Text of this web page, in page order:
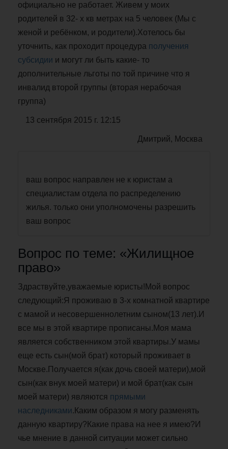
официально не работает. Живем у моих
родителей в 32- х кв метрах на 5 человек (Мы с
женой и ребёнком, и родители).Хотелось бы
уточнить, как проходит процедура получения
субсидии и могут ли быть какие- то
дополнительные льготы по той причине что я
инвалид второй группы (вторая нерабочая
группа)
13 сентября 2015 г. 12:15
Дмитрий, Москва
ваш вопрос направлен не к юристам а
специалистам отдела по распределению
жилья. только они уполномочены разрешить
ваш вопрос
Вопрос по теме: «Жилищное
право»
Здраствуйте,уважаемые юристы!Мой вопрос
следующий:Я проживаю в 3-х комнатной квартире
с мамой и несовершеннолетним сыном(13 лет).И
все мы в этой квартире прописаны.Моя мама
является собственником этой квартиры.У мамы
еще есть сын(мой брат) который проживает в
Москве.Получается я(как дочь своей матери),мой
сын(как внук моей матери) и мой брат(как сын
моей матери) являются прямыми
наследниками.Каким образом я могу разменять
данную квартиру?Какие права на нее я имею?И
чье мнение в данной ситуации может сильно